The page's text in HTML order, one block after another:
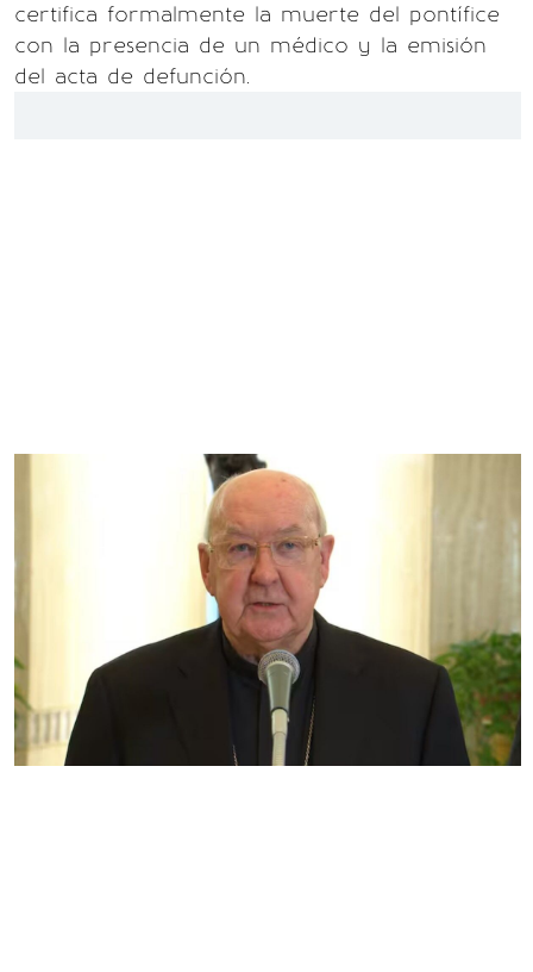
certifica formalmente la muerte del pontífice
con la presencia de un médico y la emisión
del acta de defunción.